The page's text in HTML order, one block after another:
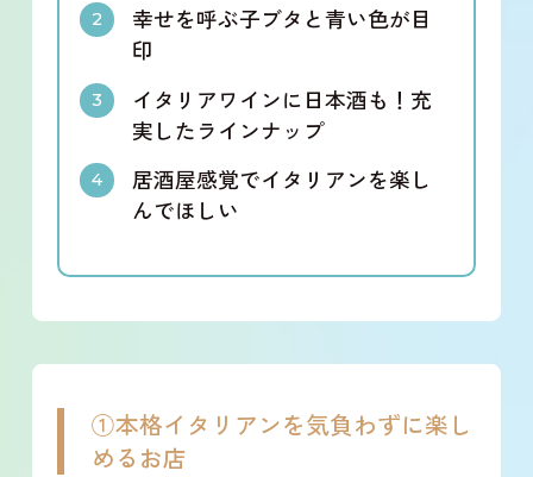
幸せを呼ぶ子ブタと青い色が目
印
イタリアワインに日本酒も！充
実したラインナップ
居酒屋感覚でイタリアンを楽し
んでほしい
①本格イタリアンを気負わずに楽し
めるお店